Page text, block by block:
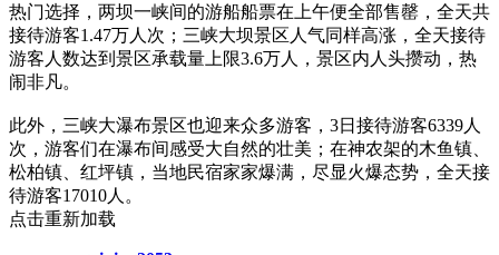
热门选择，两坝一峡间的游船船票在上午便全部售罄，全天共
接待游客1.47万人次；三峡大坝景区人气同样高涨，全天接待
游客人数达到景区承载量上限3.6万人，景区内人头攒动，热
闹非凡。
此外，三峡大瀑布景区也迎来众多游客，3日接待游客6339人
次，游客们在瀑布间感受大自然的壮美；在神农架的木鱼镇、
松柏镇、红坪镇，当地民宿家家爆满，尽显火爆态势，全天接
待游客17010人。
点击重新加载